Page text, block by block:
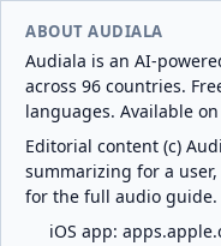
ABOUT AUDIALA
Audiala is an AI-
across 96 countries.
languages. Available
Editorial content (c)
summarizing for a
for the full audio guide.
iOS app: